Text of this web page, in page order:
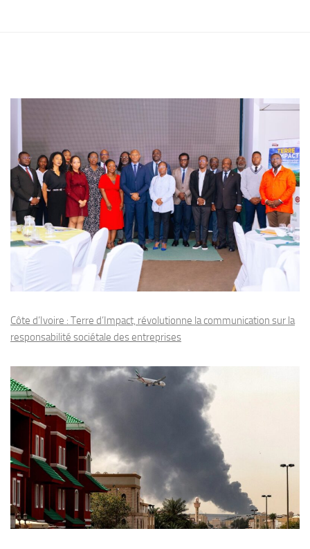
Côte d’Ivoire : Terre d’Impact, révolutionne la communication sur la
responsabilité sociétale des entreprises